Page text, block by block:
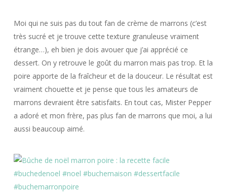
Moi qui ne suis pas du tout fan de crème de marrons (c’est
très sucré et je trouve cette texture granuleuse vraiment
étrange…), eh bien je dois avouer que j’ai apprécié ce
dessert. On y retrouve le goût du marron mais pas trop. Et la
poire apporte de la fraîcheur et de la douceur. Le résultat est
vraiment chouette et je pense que tous les amateurs de
marrons devraient être satisfaits. En tout cas, Mister Pepper
a adoré et mon frère, pas plus fan de marrons que moi, a lui
aussi beaucoup aimé.